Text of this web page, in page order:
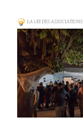
LA VIE DES ASSOCIATIONS